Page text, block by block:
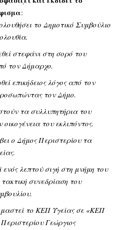
:
το Δημοτικό Συμβούλιο
στεφάνι στη σορό του
τον Δήμαρχο.
επικήδειος λόγος από τον
τον Δήμο.
τα συλλυπητήρια του
του εκλιπόντος.
ο Δήμος Περιστερίου τα
ενός λεπτού σιγή στη μνήμη του
συνεδρίαση του
το ΚΕΠ Υγείας σε «ΚΕΠ
Γεώργιος